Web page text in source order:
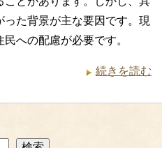
た背景が主な要因です。現
への配慮が必要です。
続きを読む